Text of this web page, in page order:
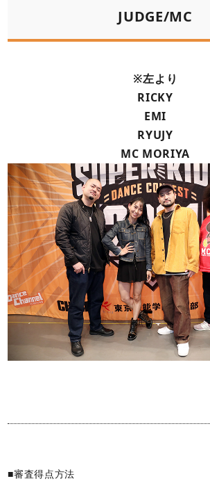
JUDGE/MC
※左より
RICKY
EMI
RYUJY
MC MORIYA
■審査得点方法